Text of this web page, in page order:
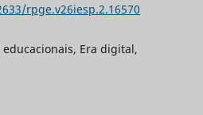
rpge.v26iesp.2.16570
educacionais, Era digital,